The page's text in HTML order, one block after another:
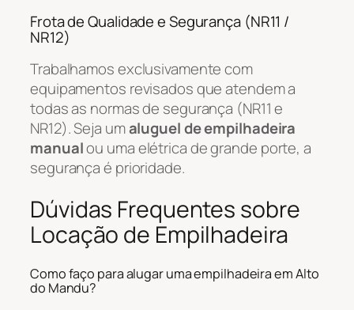
Frota de Qualidade e Segurança (NR11 /
NR12)
Trabalhamos exclusivamente com
equipamentos revisados que atendem a
todas as normas de segurança (NR11 e
NR12). Seja umaluguel de empilhadeira
manualou uma elétrica de grande porte, a
segurança é prioridade.
Dúvidas Frequentes sobre
Locação de Empilhadeira
Como faço para alugar uma empilhadeira em Alto
do Mandu?